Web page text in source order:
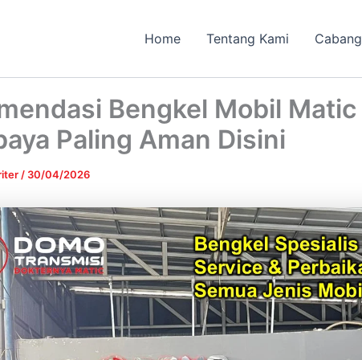
Home Tentang Kami Cabang
Bengkel Mobil Matic
Paling Aman Disini
/ 30/04/2026